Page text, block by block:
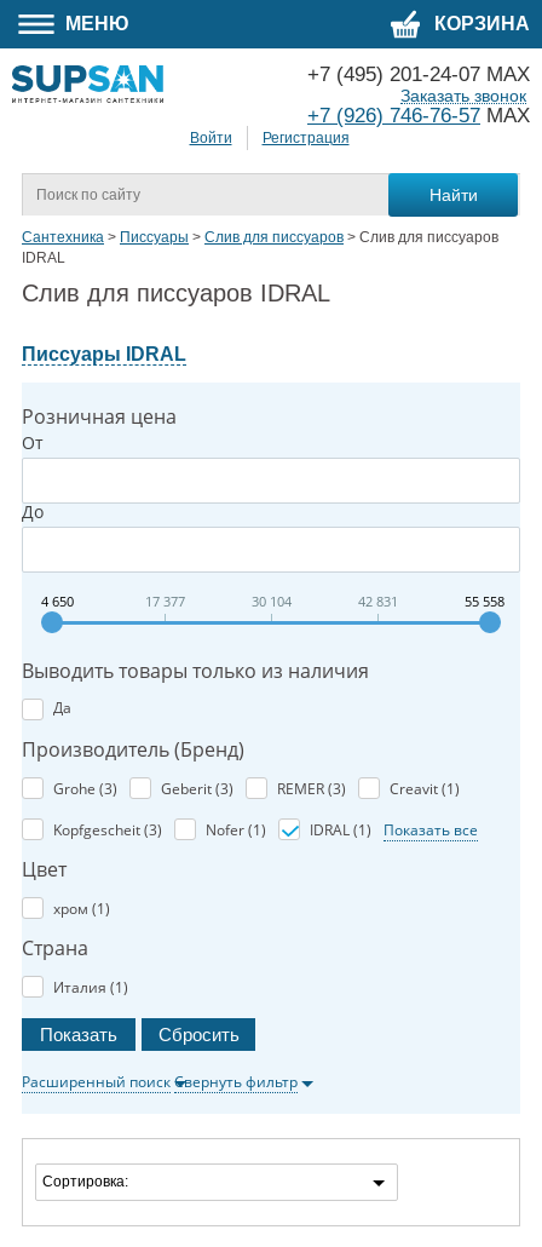
МЕНЮ КОРЗИНА
Войти Регистрация
+7 (495) 201-24-07 MAX
+7 (926) 746-76-57 MAX
Заказать звонок
Сантехника > Писсуары > Слив для писсуаров > Слив для писсуаров
IDRAL
Слив для писсуаров IDRAL
Писсуары IDRAL
Розничная цена
От
До
4 650 17 377 30 104 42 831 55 558
Выводить товары только из наличия
Да
Производитель (Бренд)
Grohe (3) Geberit (3) REMER (3) Creavit (1)
Kopfgescheit (3) Nofer (1) IDRAL (1) Показать все
Цвет
хром (1)
Страна
Италия (1)
Расширенный поискСвернуть фильтр
Сортировка: